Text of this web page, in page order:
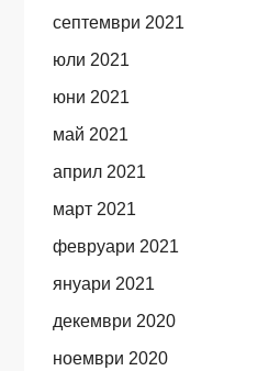
септември 2021
юли 2021
юни 2021
май 2021
април 2021
март 2021
февруари 2021
януари 2021
декември 2020
ноември 2020